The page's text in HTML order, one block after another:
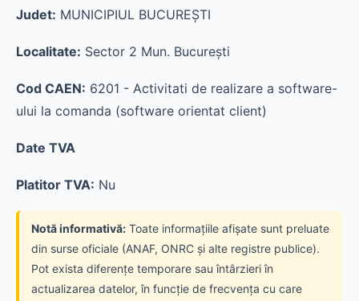
Judet: MUNICIPIUL BUCUREŞTI
Localitate: Sector 2 Mun. Bucureşti
Cod CAEN: 6201 - Activitati de realizare a software-
ului la comanda (software orientat client)
Date TVA
Platitor TVA: Nu
Notă informativă: Toate informațiile afișate sunt preluate
din surse oficiale (ANAF, ONRC și alte registre publice).
Pot exista diferențe temporare sau întârzieri în
actualizarea datelor, în funcție de frecvența cu care